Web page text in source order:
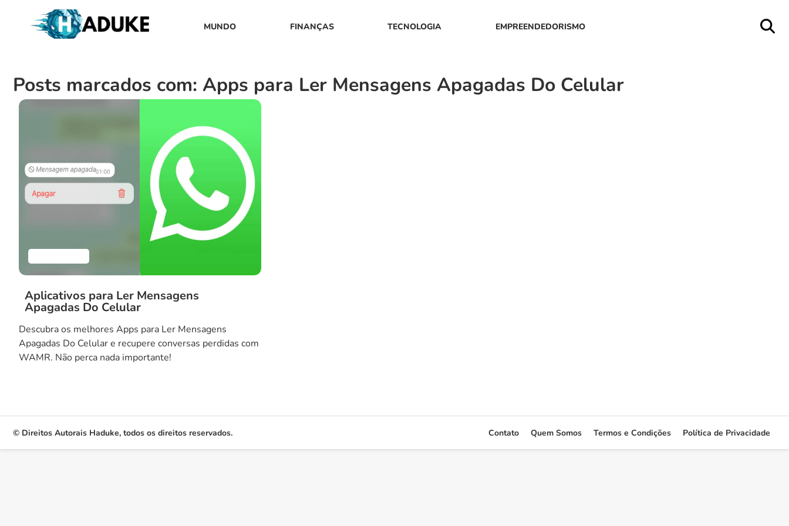
MUNDO FINANÇAS TECNOLOGIA EMPREENDEDORISMO
Posts marcados com: Apps para Ler Mensagens Apagadas Do Celular
Aplicativos para Ler Mensagens
Apagadas Do Celular
Descubra os melhores Apps para Ler Mensagens
Apagadas Do Celular e recupere conversas perdidas com
WAMR. Não perca nada importante!
© Direitos Autorais Haduke, todos os direitos reservados. Contato Quem Somos Termos e Condições Política de Privacidade